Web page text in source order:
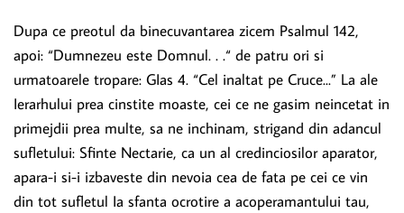
Dupa ce preotul da binecuvantarea zicem Psalmul 142,
apoi: “Dumnezeu este Domnul. . .“ de patru ori si
urmatoarele tropare: GIas 4. “Cel inaltat pe Cruce...” La ale
Ierarhului prea cinstite moaste, cei ce ne gasim neincetat in
primejdii prea multe, sa ne inchinam, strigand din adancul
sufletului: Sfinte Nectarie, ca un al credinciosilor aparator,
apara-i si-i izbaveste din nevoia cea de fata pe cei ce vin
din tot sufletul Ia sfanta ocrotire a acoperamantului tau,